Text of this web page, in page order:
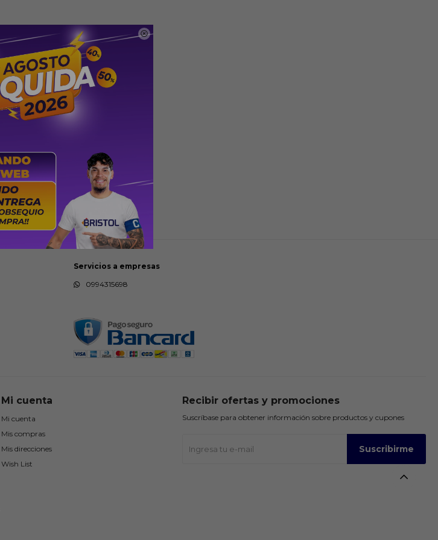

Servicios a empresas
0994315698
Mi cuenta
Mi cuenta
Mis compras
Mis direcciones
Wish List
Recibir ofertas y promociones
Suscríbase para obtener información sobre productos y cupones
Suscribirme